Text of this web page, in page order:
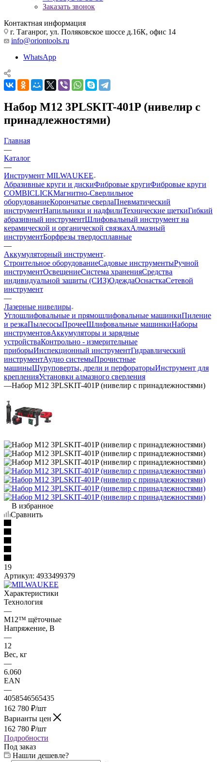
Заказать звонок
Контактная информация
г. Таганрог, ул. Поляковское шоссе д.16К, офис 14
info@oriontools.ru
WhatsApp
Набор M12 3PLSKIT-401P (нивелир с
принадлежностями)
Главная
—
Каталог
—
Инструмент MILWAUKEE
Абразивные круги и дискиФибровые кругиФибровые круги
COMBICLICKМагнитно-Сверлильное
оборудованиеКорончатые сверлаПневматический
инструментНапильники и надфилиТехнические щеткиГибкий
абразивный инструментШлифовальный инструмент на
керамической и органической связкахАлмазный
инструментБорфрезы твердосплавные
—
Аккумуляторный инструмент
Строительное оборудованиеСадовые инструментыРучной
инструментОсвещениеСистема храненияСредства
индивидуальной защиты (СИЗ)ОдеждаОснасткаСетевой
инструмент
—
Лазерные нивелиры
Углошлифовальные и прямошлифовальные машинкиПиление
и резкаПылесосыПрочееШлифовальные машинкиНаборы
инструментовАккумуляторы и зарядные
устройстваКонтрольно - измерительные
приборыИнспекционный инструментГидравлический
инструментАудио системыПрочистные
машиныШуруповерты, дрели и перфораторыИнструмент для
крепленияУстановки алмазного сверления
—Набор M12 3PLSKIT-401P (нивелир с принадлежностями)
В избранное
Сравнить
19
Артикул: 4933499379
Характеристики
Технология
—
M12™ щёточные
Напряжение, В
—
12
Вес, кг
—
6.060
EAN
—
4058546565435
162 780 ₽/шт
Варианты цен
162 780 ₽/шт
Подробности
Под заказ
Нашли дешевле?